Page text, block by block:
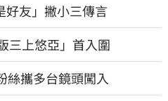
好友」撇小三傳言
三上悠亞」首入圍
絲攜多台鏡頭闖入